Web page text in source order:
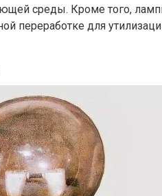
среды. Кроме того,
переработке для